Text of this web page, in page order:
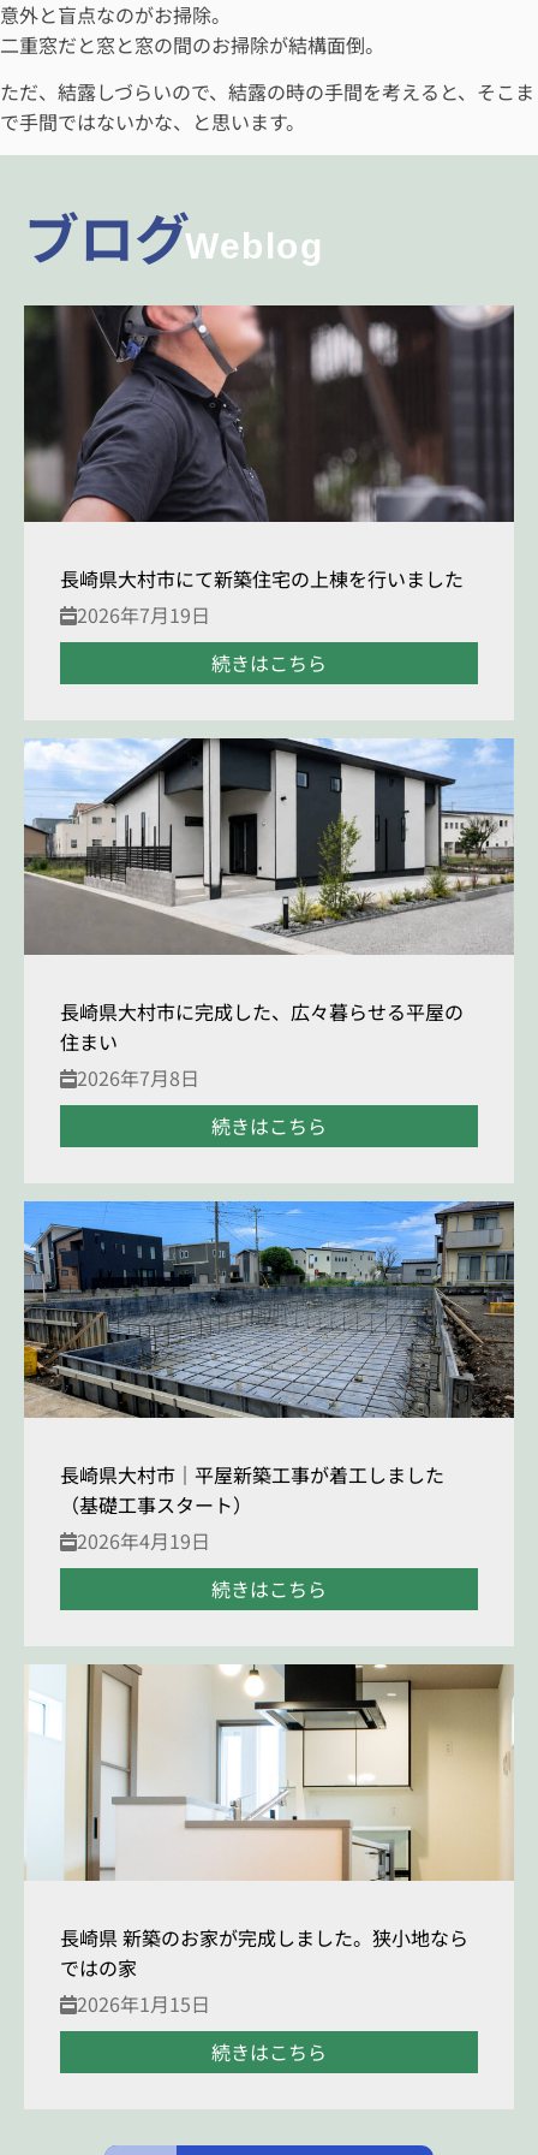
意外と盲点なのがお掃除。
二重窓だと窓と窓の間のお掃除が結構面倒。
ただ、結露しづらいので、結露の時の手間を考えると、そこま
で手間ではないかな、と思います。
Weblog
ブログ
長崎県大村市にて新築住宅の上棟を行いました
2026年7月19日
続きはこちら
長崎県大村市に完成した、広々暮らせる平屋の
住まい
2026年7月8日
続きはこちら
長崎県大村市｜平屋新築工事が着工しました
（基礎工事スタート）
2026年4月19日
続きはこちら
長崎県 新築のお家が完成しました。狭小地なら
ではの家
2026年1月15日
続きはこちら